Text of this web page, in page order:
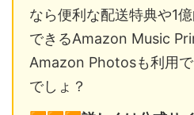
なら便利な配送特典や1
できるAmazon Music
Amazon Photosも利用
でしょ？